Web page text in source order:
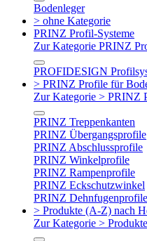
Bodenleger
> ohne Kategorie
PRINZ Profil-Systeme
Zur Kategorie PRINZ
PROFIDESIGN
> PRINZ Profile für
Zur Kategorie > PRINZ
PRINZ Treppenkanten
PRINZ Übergangsprofile
PRINZ Abschlussprofile
PRINZ Winkelprofile
PRINZ Rampenprofile
PRINZ Eckschutzwinkel
PRINZ Dehnfugenprofile
> Produkte (A-Z) nach
Zur Kategorie >